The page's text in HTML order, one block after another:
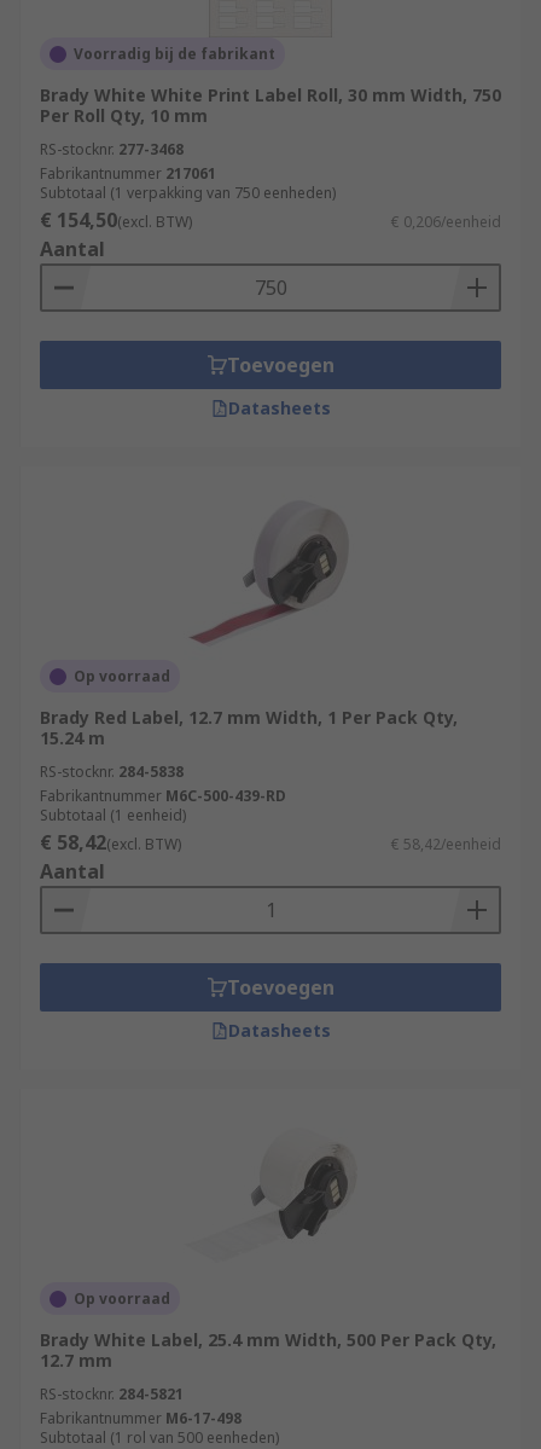
Voorradig bij de fabrikant
Brady White White Print Label Roll, 30 mm Width, 750
Per Roll Qty, 10 mm
RS-stocknr. 277-3468
Fabrikantnummer 217061
Subtotaal (1 verpakking van 750 eenheden)
€ 154,50(excl. BTW) € 0,206/eenheid
Aantal
Toevoegen
Datasheets
Op voorraad
Brady Red Label, 12.7 mm Width, 1 Per Pack Qty,
15.24 m
RS-stocknr. 284-5838
Fabrikantnummer M6C-500-439-RD
Subtotaal (1 eenheid)
€ 58,42(excl. BTW) € 58,42/eenheid
Aantal
Toevoegen
Datasheets
Op voorraad
Brady White Label, 25.4 mm Width, 500 Per Pack Qty,
12.7 mm
RS-stocknr. 284-5821
Fabrikantnummer M6-17-498
Subtotaal (1 rol van 500 eenheden)